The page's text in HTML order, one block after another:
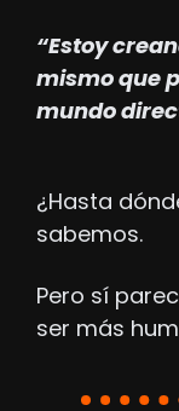
“Estoy
mismo que
mundo
¿Hasta
sabemos.
Pero sí
ser más